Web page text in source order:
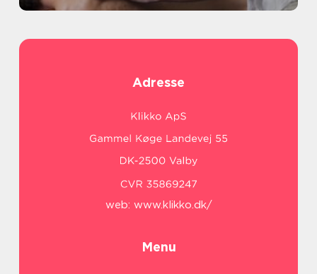
Adresse
web: www.klikko.dk/
Menu